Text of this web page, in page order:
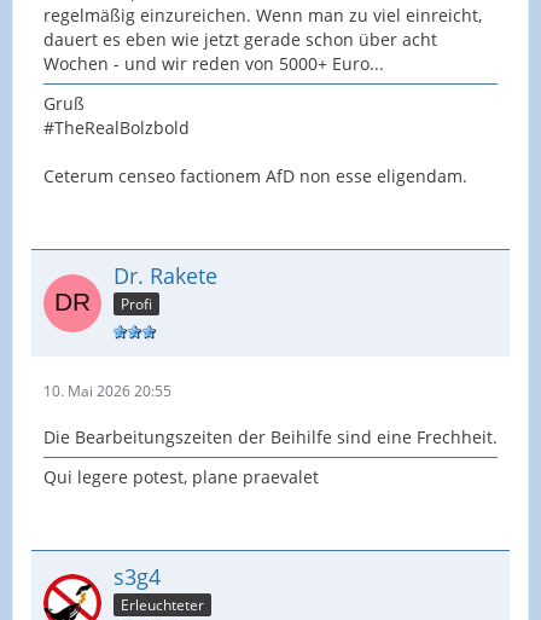
regelmäßig einzureichen. Wenn man zu viel einreicht,
dauert es eben wie jetzt gerade schon über acht
Wochen - und wir reden von 5000+ Euro...
Gruß
#TheRealBolzbold
Ceterum censeo factionem AfD non esse eligendam.
Dr. Rakete
Profi
10. Mai 2026 20:55
Die Bearbeitungszeiten der Beihilfe sind eine Frechheit.
Qui legere potest, plane praevalet
s3g4
Erleuchteter